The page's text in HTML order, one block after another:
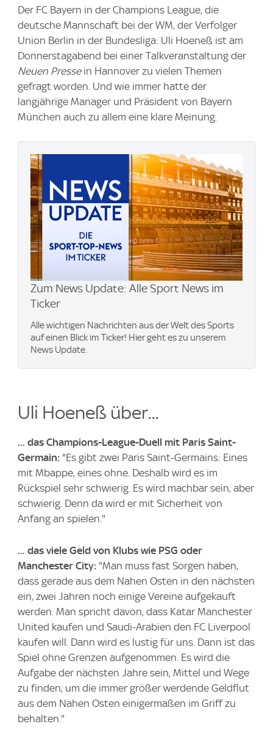
Der FC Bayern in der Champions League, die
deutsche Mannschaft bei der WM, der Verfolger
Union Berlin in der Bundesliga: Uli Hoeneß ist am
Donnerstagabend bei einer Talkveranstaltung der
Neuen Presse in Hannover zu vielen Themen
gefragt worden. Und wie immer hatte der
langjährige Manager und Präsident von Bayern
München auch zu allem eine klare Meinung.
Zum News Update: Alle Sport News im
Ticker
Alle wichtigen Nachrichten aus der Welt des Sports
auf einen Blick im Ticker! Hier geht es zu unserem
News Update.
Uli Hoeneß über...
... das Champions-League-Duell mit Paris Saint-
Germain: "Es gibt zwei Paris Saint-Germains: Eines
mit Mbappe, eines ohne. Deshalb wird es im
Rückspiel sehr schwierig. Es wird machbar sein, aber
schwierig. Denn da wird er mit Sicherheit von
Anfang an spielen."
... das viele Geld von Klubs wie PSG oder
Manchester City: "Man muss fast Sorgen haben,
dass gerade aus dem Nahen Osten in den nächsten
ein, zwei Jahren noch einige Vereine aufgekauft
werden. Man spricht davon, dass Katar Manchester
United kaufen und Saudi-Arabien den FC Liverpool
kaufen will. Dann wird es lustig für uns. Dann ist das
Spiel ohne Grenzen aufgenommen. Es wird die
Aufgabe der nächsten Jahre sein, Mittel und Wege
zu finden, um die immer größer werdende Geldflut
aus dem Nahen Osten einigermaßen im Griff zu
behalten."